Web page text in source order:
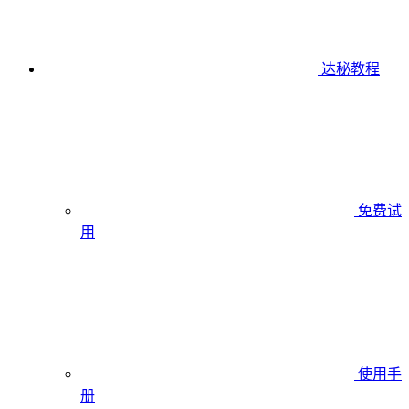
达秘教程
免费试
用
使用手
册